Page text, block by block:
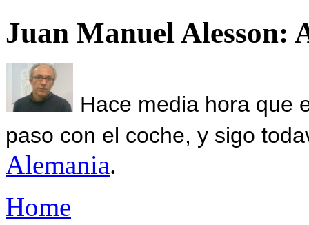
Juan Manuel Alesson:
Hace media hora que
paso con el coche, y sigo
Alemania.
Home